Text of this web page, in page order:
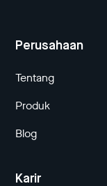
Perusahaan
Tentang
Produk
Blog
Karir